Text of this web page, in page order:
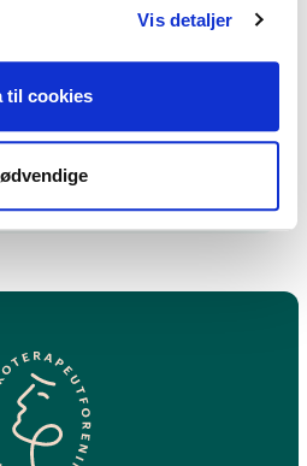
Vis detaljer
til cookies
jeg gøre hvis jeg bliver